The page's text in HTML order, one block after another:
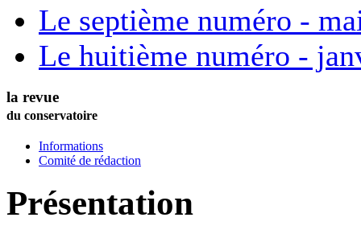
Le septième numéro -
Le huitième numéro -
la revue
du conservatoire
Informations
Comité de rédaction
Présentation